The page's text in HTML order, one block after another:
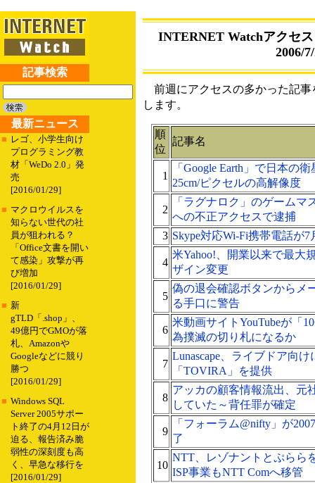
記事検索
最新ニュース
■ レゴ、小学生向け
プログラミング教
材「WeDo 2.0」発
売
[2016/01/29]
■ マクロウイルスを
知らない世代の社
員が狙われる？
「Office文書を開い
て感染」攻撃が再
び増加
[2016/01/29]
■ 新
gTLD「.shop」、
49億円でGMOが落
札、Amazonや
Googleなどに競り
勝つ
[2016/01/29]
■ Windows SQL
Server 2005サポー
ト終了の4月12日が
迫る、報告済み脆
弱性の深刻度も高
く、早急な移行を
[2016/01/29]
INTERNET Watchアクセ
2006/
前週にアクセスの多かった記事
します。
順
位
記事名
1
「Google Earth」で日本の
25cm/ピクセルの高解像度
2
「ラグナロク」のゲームマ
への不正アクセスで逮捕
3 Skype対応Wi-Fi携帯電話が
4
米Yahoo!、開業以来で最大
ザイン変更
5
偽の退会確認ボタンからメ
る手口に警告
6
米動画サイトYouTubeが「
為撲滅の切り札になるか
7
Lunascape、ライブドア向
「TOVIRA」を提供
8
アッカの顧客情報流出、元
していた～背任罪が確定
9
「フォーラム@nifty」が
了
10
NTT、レゾナントとぷらら
ISP事業もNTT Comへ移管